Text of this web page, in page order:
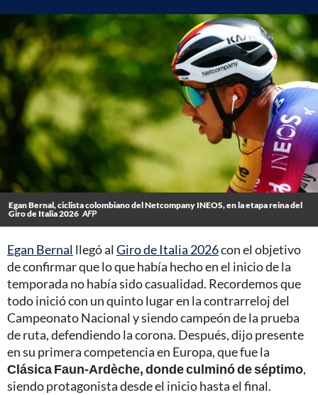
Egan Bernal, ciclista colombiano del Netcompany INEOS, en la etapa reina del
Giro de Italia 2026 AFP
Egan Bernal llegó al Giro de Italia 2026con el objetivo
de confirmar que lo que había hecho en el inicio de la
temporada no había sido casualidad. Recordemos que
todo inició con un quinto lugar en la contrarreloj del
Campeonato Nacional y siendo campeón de la prueba
de ruta, defendiendo la corona. Después, dijo presente
en su primera competencia en Europa, que fue la
Clásica Faun-Ardèche, donde culminó de séptimo,
siendo protagonista desde el inicio hasta el final.